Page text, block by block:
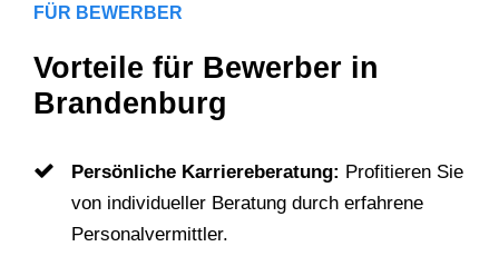
FÜR BEWERBER
Vorteile für Bewerber in
Brandenburg
Persönliche Karriereberatung: Profitieren Sie
von individueller Beratung durch erfahrene
Personalvermittler.